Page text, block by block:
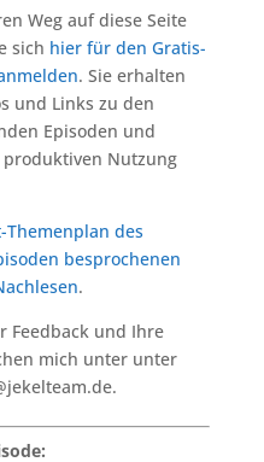
Weg auf diese Seite
sich hier für den Gratis-
. Sie erhalten
und Links zu den
Episoden und
Nutzung
Themenplan des
besprochenen
.
Feedback und Ihre
mich unter unter